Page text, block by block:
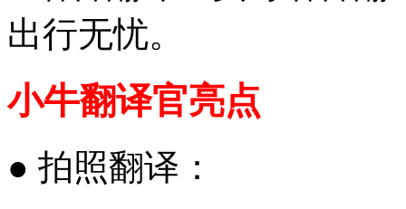
出行无忧。
小牛翻译官亮点
● 拍照翻译：